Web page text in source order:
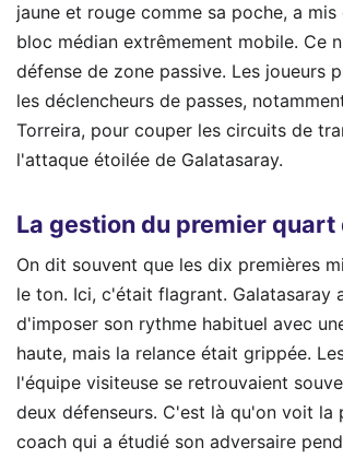
jaune et rouge comme sa poche, a mis
bloc médian extrêmement mobile. Ce
défense de zone passive. Les joueurs
les déclencheurs de passes,
Torreira, pour couper les circuits de
l'attaque étoilée de Galatasaray.
La gestion du premier quart
On dit souvent que les dix premières
le ton. Ici, c'était flagrant. Galatasaray
d'imposer son rythme habituel avec
haute, mais la relance était grippée.
l'équipe visiteuse se retrouvaient
deux défenseurs. C'est là qu'on voit la
coach qui a étudié son adversaire